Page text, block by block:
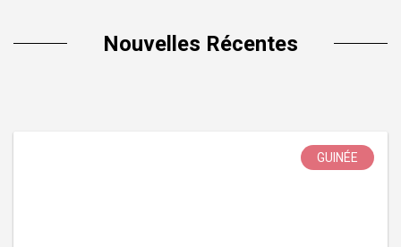
Nouvelles Récentes
GUINÉE